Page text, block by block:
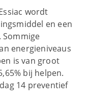
wordt
en een
energieniveaus
is van groot
bij helpen.
14 preventief